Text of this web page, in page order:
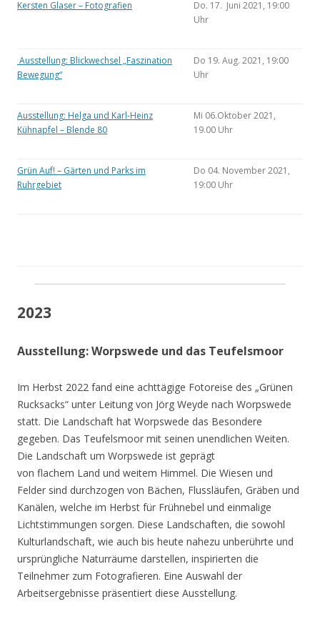
Kersten Glaser – Fotografien
Do. 17. Juni 2021, 19:00
Uhr
Ausstellung: Blickwechsel „Faszination
Bewegung“
Do 19. Aug. 2021, 19:00
Uhr
Ausstellung: Helga und Karl-Heinz
Kühnapfel – Blende 80
Mi 06.Oktober 2021,
19.00 Uhr
Grün Auf! – Gärten und Parks im
Ruhrgebiet
Do 04. November 2021,
19:00 Uhr
2023
Ausstellung: Worpswede und das Teufelsmoor
Im Herbst 2022 fand eine achttägige Fotoreise des „Grünen
Rucksacks“ unter Leitung von Jörg Weyde nach Worpswede
statt. Die Landschaft hat Worpswede das Besondere
gegeben. Das Teufelsmoor mit seinen unendlichen Weiten.
Die Landschaft um Worpswede ist geprägt
von flachem Land und weitem Himmel. Die Wiesen und
Felder sind durchzogen von Bächen, Flussläufen, Gräben und
Kanälen, welche im Herbst für Frühnebel und einmalige
Lichtstimmungen sorgen. Diese Landschaften, die sowohl
Kulturlandschaft, wie auch bis heute nahezu unberührte und
ursprüngliche Naturräume darstellen, inspirierten die
Teilnehmer zum Fotografieren. Eine Auswahl der
Arbeitsergebnisse präsentiert diese Ausstellung.